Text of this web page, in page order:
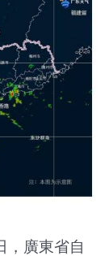
，廣東省自